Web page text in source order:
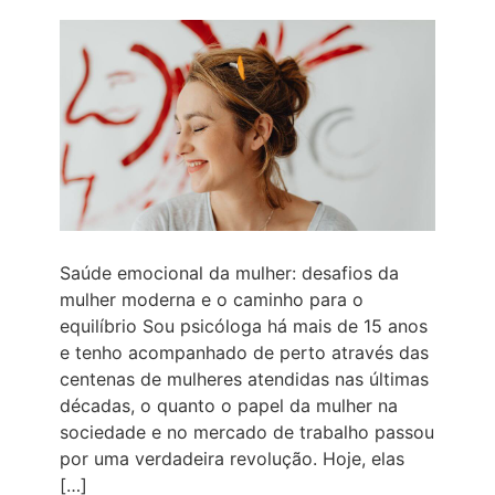
Saúde emocional da mulher: desafios da
mulher moderna e o caminho para o
equilíbrio Sou psicóloga há mais de 15 anos
e tenho acompanhado de perto através das
centenas de mulheres atendidas nas últimas
décadas, o quanto o papel da mulher na
sociedade e no mercado de trabalho passou
por uma verdadeira revolução. Hoje, elas
[…]